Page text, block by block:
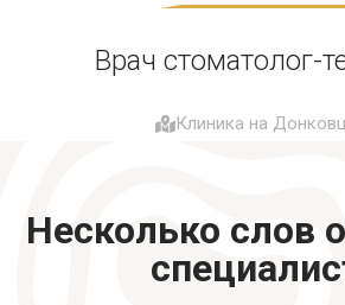
Врач стоматолог-
Клиника на
Несколько слов